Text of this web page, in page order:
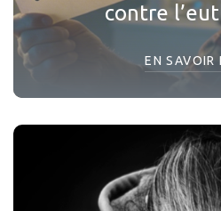
contre
EN SAVOIR